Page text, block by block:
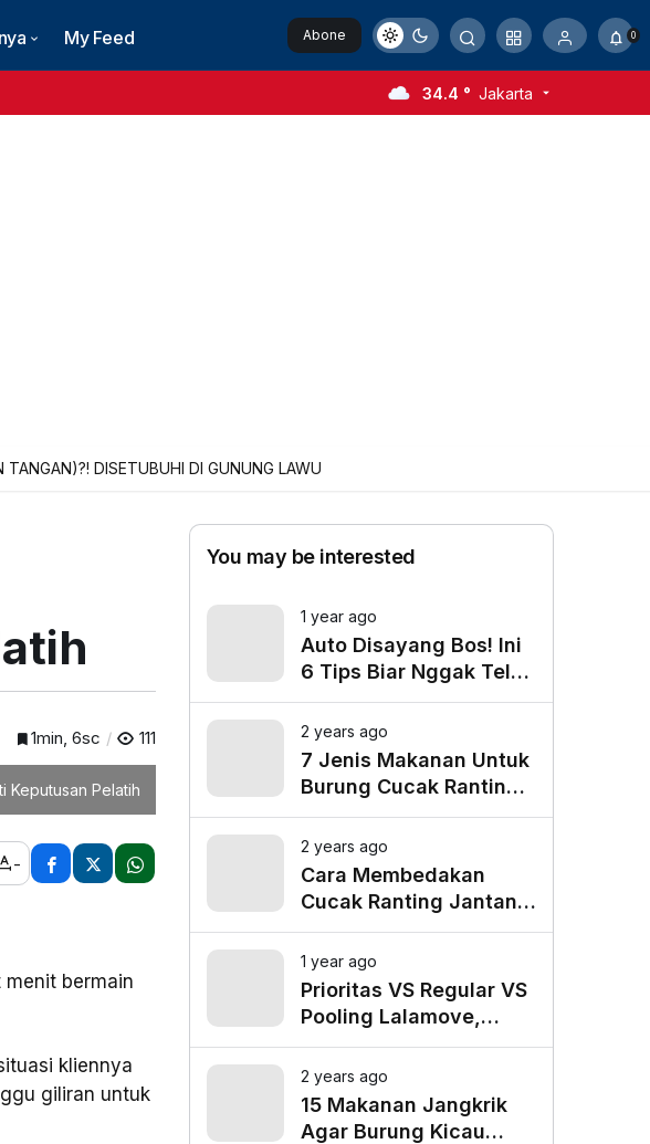
My Feed Abone
Ol
0
34.4 ° Jakarta
TANGAN)?! DISETUBUHI DI GUNUNG LAWU
1min, 6sc 111
Keputusan Pelatih
-
menit bermain
kliennya
giliran untuk
You may be interested
1 year ago
Auto Disayang Bos! Ini
6 Tips Biar Nggak Telat
Datang ke Kantor
2 years ago
7 Jenis Makanan Untuk
Burung Cucak Ranting
Agar Gacor
2 years ago
Cara Membedakan
Cucak Ranting Jantan
Dan Betina
1 year ago
Prioritas VS Regular VS
Pooling Lalamove,
Mana yang Paling
Cocok untuk Kebutuhan
Anda?
2 years ago
15 Makanan Jangkrik
Agar Burung Kicau